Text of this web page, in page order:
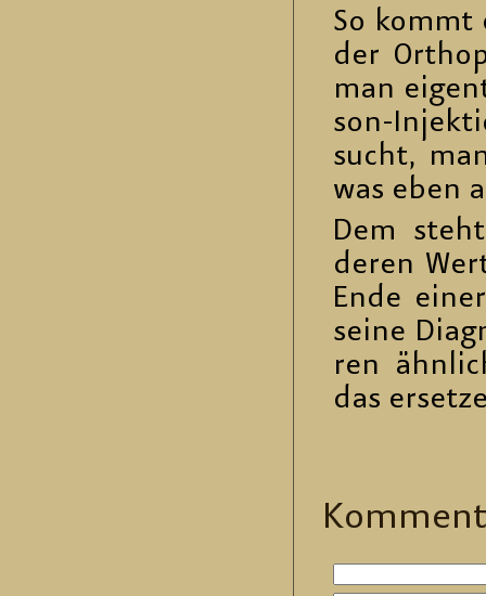
So kommt
der
man
son-
sucht,
was eben
Dem
deren
Ende
seine
ren
das